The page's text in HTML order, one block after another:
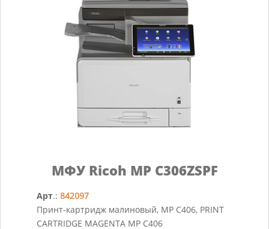
МФУ Ricoh MP C306ZSPF
Арт.: 842097
Принт-картридж малиновый, MP C406, PRINT
CARTRIDGE MAGENTA MP C406